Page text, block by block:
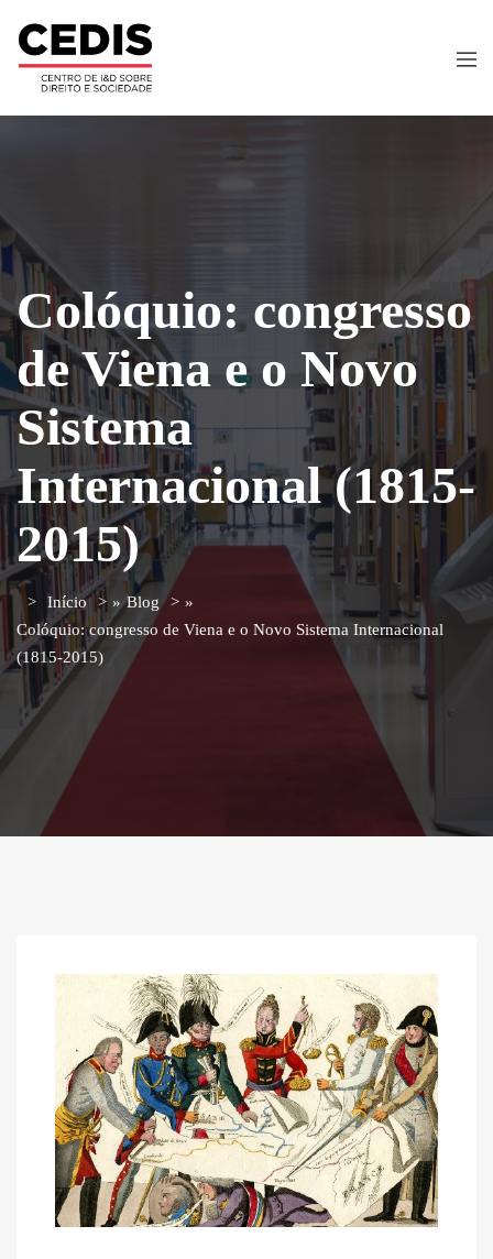
Colóquio: congresso
de Viena e o Novo
Sistema
Internacional (1815-
2015)
Início » Blog
»
Colóquio: congresso de Viena e o Novo Sistema Internacional
(1815-2015)